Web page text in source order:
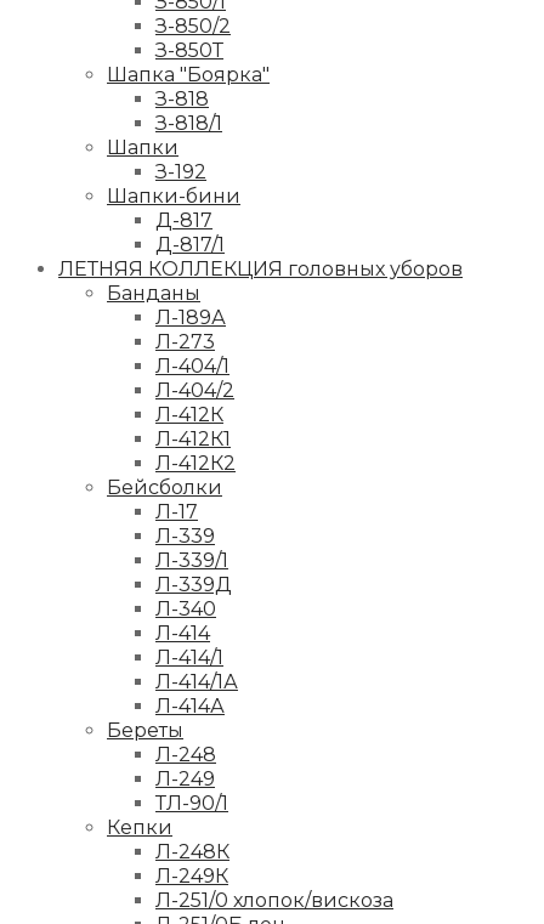
З-850/2
З-850Т
Шапка "Боярка"
З-818
З-818/1
Шапки
З-192
Шапки-бини
Д-817
Д-817/1
ЛЕТНЯЯ КОЛЛЕКЦИЯ головных уборов
Банданы
Л-189А
Л-273
Л-404/1
Л-404/2
Л-412К
Л-412К1
Л-412К2
Бейсболки
Л-17
Л-339
Л-339/1
Л-339Д
Л-340
Л-414
Л-414/1
Л-414/1А
Л-414А
Береты
Л-248
Л-249
ТЛ-90/1
Кепки
Л-248К
Л-249К
Л-251/0 хлопок/вискоза